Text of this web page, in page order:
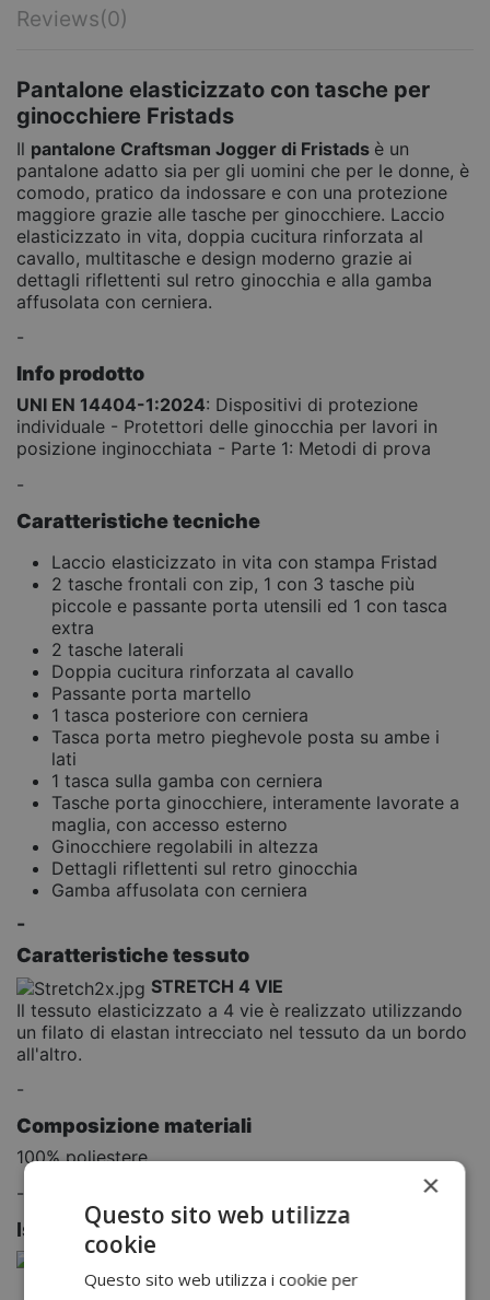
Reviews(0)
Pantalone elasticizzato con tasche per
ginocchiere Fristads
Il pantalone Craftsman Jogger di Fristads è un
pantalone adatto sia per gli uomini che per le donne, è
comodo, pratico da indossare e con una protezione
maggiore grazie alle tasche per ginocchiere. Laccio
elasticizzato in vita, doppia cucitura rinforzata al
cavallo, multitasche e design moderno grazie ai
dettagli riflettenti sul retro ginocchia e alla gamba
affusolata con cerniera.
-
Info prodotto
UNI EN 14404-1:2024: Dispositivi di protezione
individuale - Protettori delle ginocchia per lavori in
posizione inginocchiata - Parte 1: Metodi di prova
-
Caratteristiche tecniche
Laccio elasticizzato in vita con stampa Fristad
2 tasche frontali con zip, 1 con 3 tasche più
piccole e passante porta utensili ed 1 con tasca
extra
2 tasche laterali
Doppia cucitura rinforzata al cavallo
Passante porta martello
1 tasca posteriore con cerniera
Tasca porta metro pieghevole posta su ambe i
lati
1 tasca sulla gamba con cerniera
Tasche porta ginocchiere, interamente lavorate a
maglia, con accesso esterno
Ginocchiere regolabili in altezza
Dettagli riflettenti sul retro ginocchia
Gamba affusolata con cerniera
-
Caratteristiche tessuto
STRETCH 4 VIE
Il tessuto elasticizzato a 4 vie è realizzato utilizzando
un filato di elastan intrecciato nel tessuto da un bordo
all'altro.
-
Composizione materiali
100% poliestere
-
Istruzioni di lavaggio
×
Questo sito web utilizza
cookie
Questo sito web utilizza i cookie per